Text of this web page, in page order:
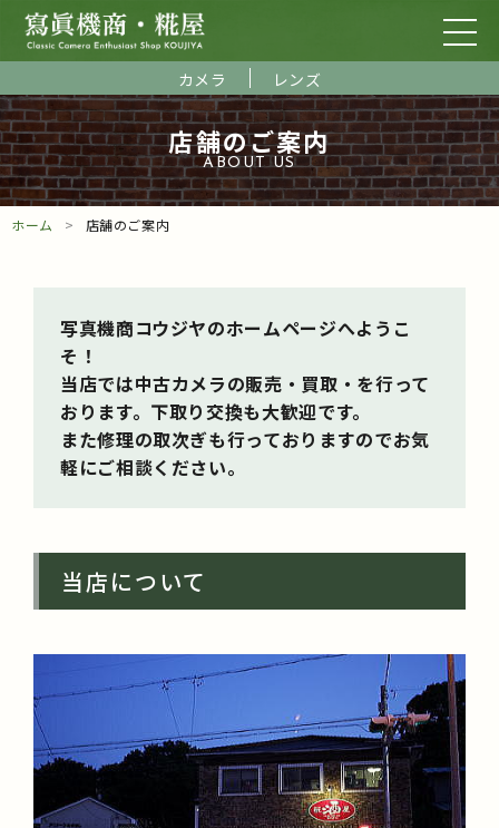
カメラ レンズ
店舗のご案内
ABOUT US
ホーム 店舗のご案内
写真機商コウジヤのホームページへようこ
そ！
当店では中古カメラの販売・買取・を行って
おります。下取り交換も大歓迎です。
また修理の取次ぎも行っておりますのでお気
軽にご相談ください。
当店について